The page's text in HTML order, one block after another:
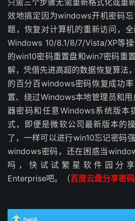
只需三个步骤无需重新格式化或重
效地搞定因为windows开机密码
题，恢复对计算机的重新访问，
Windows 10/8.1/8/7/Vista/XP等
的win10密码重置盘和win7密码重
解，凭借先进高超的数据恢复算法
的百分百windows密码恢复成功
置、绕过Windows本地管理员和
器密码和任意Windows系统版本
式，即便是微软公司最新版本的
了，一样可以进行win10忘记密码
windows密码，还在困惑当
吗，快试试繁星软件园分享
Enterprise吧。（百度云盘分享密